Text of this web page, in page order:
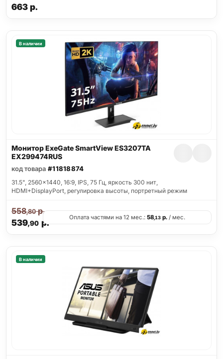
663р.
В наличии
Монитор ExeGate SmartView ES3207TA
EX299474RUS
код товара #11818874
31.5", 2560x1440, 16:9, IPS, 75 Гц, яркость 300 нит,
HDMI+DisplayPort, регулировка высоты, портретный режим
539,90р.
558,80р.
Оплата частями на 12 мес.: 58,13 р. / мес.
В наличии